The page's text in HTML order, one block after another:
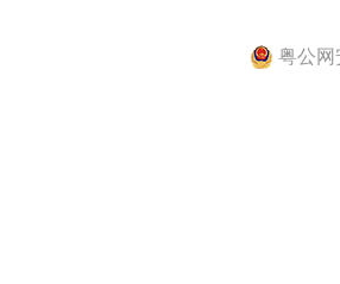
粤公网